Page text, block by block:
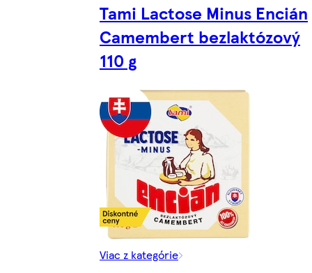
Tami Lactose Minus Encián
Camembert bezlaktózový
110 g
Viac z kategórie